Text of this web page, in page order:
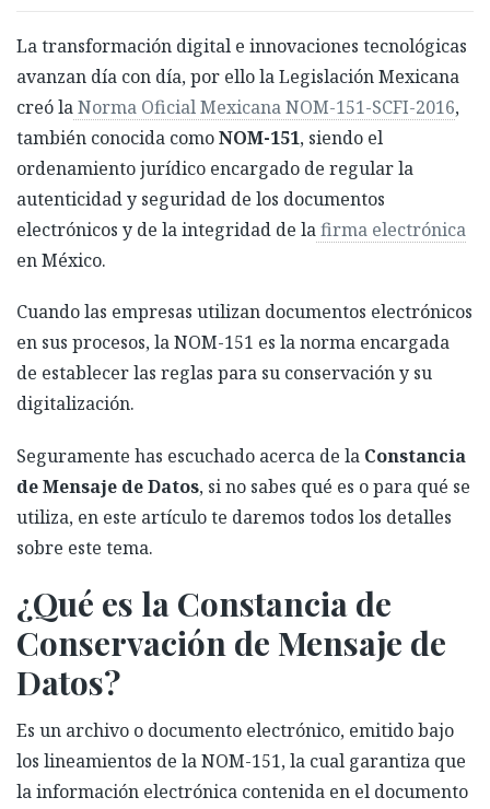
La transformación digital e innovaciones tecnológicas
avanzan día con día, por ello la Legislación Mexicana
creó laNorma Oficial Mexicana NOM-151-SCFI-2016,
también conocida comoNOM-151, siendo el
ordenamiento jurídico encargado de regular la
autenticidad y seguridad de los documentos
electrónicos y de la integridad de lafirma electrónica
en México.
Cuando las empresas utilizan documentos electrónicos
en sus procesos, la NOM-151 es la norma encargada
de establecer las reglas para su conservación y su
digitalización.
Seguramente has escuchado acerca de la Constancia
de Mensaje de Datos, si no sabes qué es o para qué se
utiliza, en este artículo te daremos todos los detalles
sobre este tema.
¿Qué es la Constancia de
Conservación de Mensaje de
Datos?
Es un archivo o documento electrónico, emitido bajo
los lineamientos de la NOM-151, la cual garantiza que
la información electrónica contenida en el documento